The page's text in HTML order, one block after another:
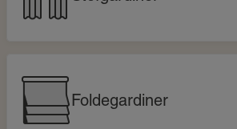
Foldegardiner